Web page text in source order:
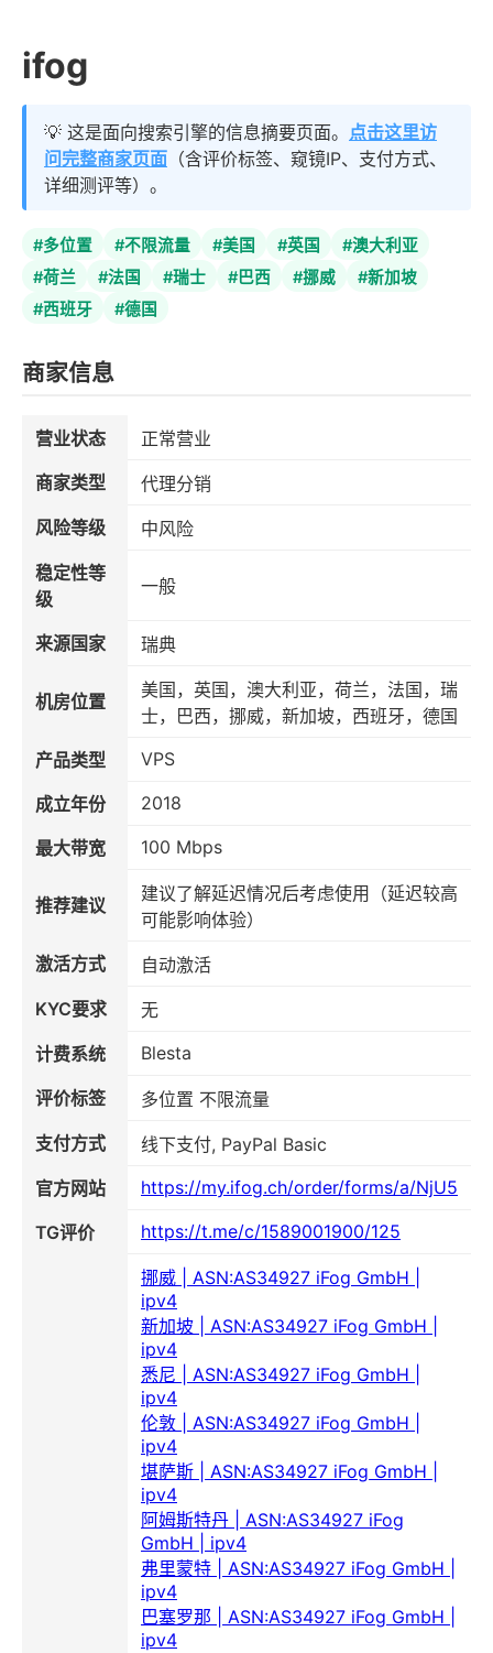
ifog
💡 这是面向搜索引擎的信息摘要页面。 点击这里访
问完整商家页面 （含评价标签、窥镜IP、支付方式、
详细测评等）。
#多位置 #不限流量 #美国 #英国
#澳大利亚
#荷兰
#法国 #瑞士 #巴西 #挪威
#新加坡
#西班牙
#德国
商家信息
营业状态
正常营业
商家类型
代理分销
风险等级
中风险
稳定性等
级
一般
来源国家 瑞典
机房位置
美国，英国，澳大利亚，荷兰，法国，瑞
士，巴西，挪威，新加坡，西班牙，德国
产品类型
VPS
成立年份 2018
最大带宽 100 Mbps
推荐建议
建议了解延迟情况后考虑使用（延迟较高
可能影响体验）
激活方式
自动激活
KYC要求
无
计费系统
Blesta
评价标签
多位置 不限流量
支付方式
线下支付, PayPal Basic
官方网站
https://my.ifog.ch/order/forms/a/NjU5
TG评价 https://t.me/c/1589001900/125
挪威 | ASN:AS34927 iFog GmbH |
ipv4
新加坡 | ASN:AS34927 iFog GmbH |
ipv4
悉尼 | ASN:AS34927 iFog GmbH |
ipv4
伦敦 | ASN:AS34927 iFog GmbH |
ipv4
堪萨斯 | ASN:AS34927 iFog GmbH |
ipv4
阿姆斯特丹 | ASN:AS34927 iFog
GmbH | ipv4
弗里蒙特 | ASN:AS34927 iFog GmbH |
ipv4
巴塞罗那 | ASN:AS34927 iFog GmbH |
ipv4